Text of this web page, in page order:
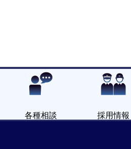
各種相談 採用情報